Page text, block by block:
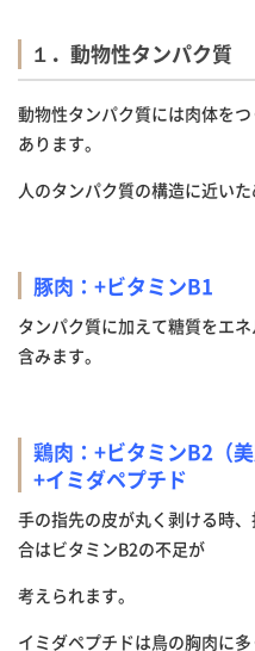
１．動物性タンパク質
動物性タンパク質には肉体を
あります。
人のタンパク質の構造に近い
豚肉： +ビタミンB1
タンパク質に加えて糖質をエ
含みます。
鶏肉： +ビタミンB2 （
+イミダペプチド
手の指先の皮が丸く剥ける時
合はビタミンB2の不足が
考えられます。
イミダペプチドは鳥の胸肉に